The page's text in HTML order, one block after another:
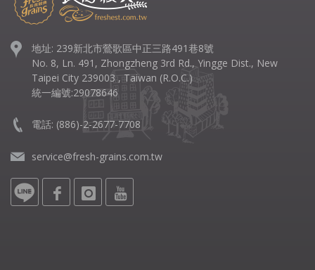
地址: 239新北市鶯歌區中正三路491巷8號
No. 8, Ln. 491, Zhongzheng 3rd Rd., Yingge Dist., New
Taipei City 239003 , Taiwan (R.O.C.)
統一編號:29078646
電話: (886)-2-2677-7708
service@fresh-grains.com.tw